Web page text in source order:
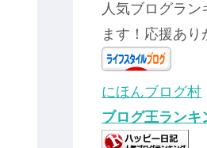
人気ブログラ
ます！応援あり
にほんブログ村
ブログ王ランキ